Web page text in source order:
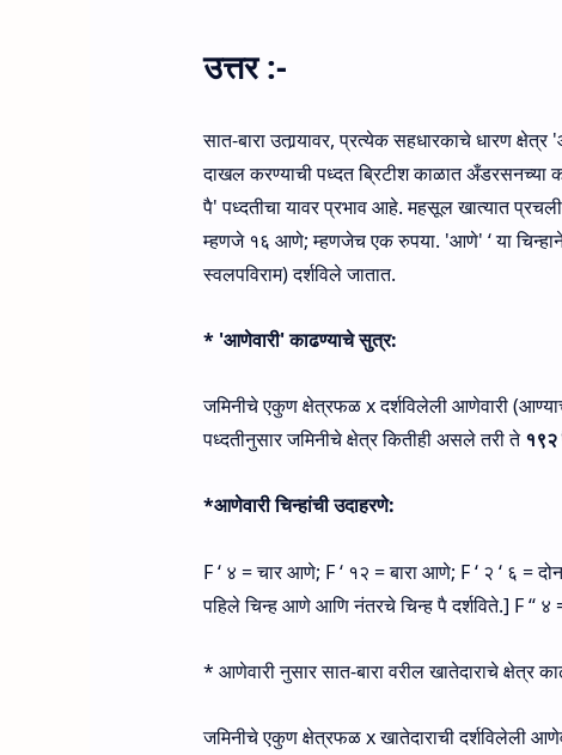
उत्तर :-
सात-बारा उतार्‍यावर, प्रत्‍येक सहधारकाचे धारण
दाखल करण्‍याची पध्दत ब्रिटीश काळात अँडरसनच्या
पै' पध्दतीचा यावर प्रभाव आहे. महसूल खात्यात
म्हणजे १६ आणे; म्हणजेच एक रुपया. 'आणे' ‘ या चिन्हाने
स्‍वलपविराम) दर्शविले जातात.
* 'आणेवारी' काढण्‍याचे सुत्र:
जमिनीचे एकुण क्षेत्रफळ x दर्शविलेली आणेवारी
पध्दतीनुसार जमिनीचे क्षेत्र कितीही असले तरी ते१९२
*आणेवारी चिन्‍हांची उदाहरणे:
F ‘ ४ = चार आणे; F ‘ १२ = बारा आणे; F ‘ २ ‘ ६ =
पहिले चिन्‍ह आणे आणि नंतरचे चिन्‍ह पै दर्शविते.] F ‘‘ ४
* आणेवारी नुसार सात-बारा वरील खातेदाराचे क्षेत्र
जमिनीचे एकुण क्षेत्रफळ x खातेदाराची दर्शविलेली